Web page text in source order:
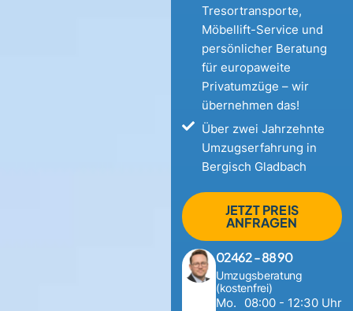
Tresortransporte,
Möbellift-Service und
persönlicher Beratung
für europaweite
Privatumzüge – wir
übernehmen das!
Über zwei Jahrzehnte
Umzugserfahrung in
Bergisch Gladbach
JETZT PREIS
ANFRAGEN
02462 - 88 90
Umzugsberatung
(kostenfrei)
Mo.
08:00 - 12:30 Uhr